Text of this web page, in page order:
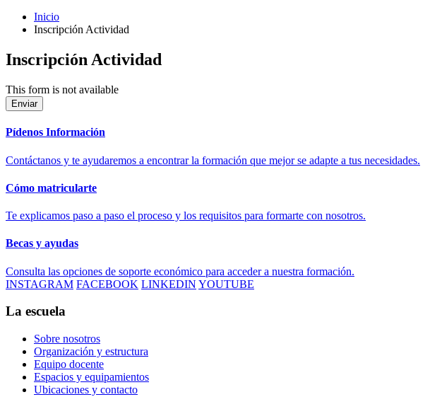
Inicio
Inscripción Actividad
Inscripción Actividad
This form is not available
Pídenos Información
Contáctanos y te ayudaremos a encontrar la formación que mejor se adapte a tus necesidades.
Cómo matricularte
Te explicamos paso a paso el proceso y los requisitos para formarte con nosotros.
Becas y ayudas
Consulta las opciones de soporte económico para acceder a nuestra formación.
INSTAGRAM FACEBOOK LINKEDIN YOUTUBE
La escuela
Sobre nosotros
Organización y estructura
Equipo docente
Espacios y equipamientos
Ubicaciones y contacto